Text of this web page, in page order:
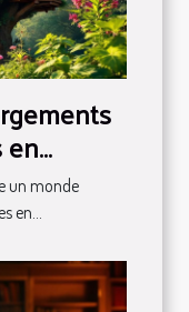
en
un monde